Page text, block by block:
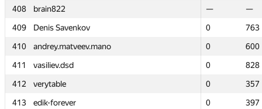
408
brain822 —
—
409
Denis Savenkov 0
763
410
andrey.matveev.mano 0
600
411
vasiliev.dsd 0
828
412
verytable 0
357
413
edik-forever 0
397
408
brain822 —
—
409
Denis Savenkov 0
763
410
andrey.matveev.mano 0
600
411
vasiliev.dsd 0
828
412
verytable 0
357
413
edik-forever 0
397